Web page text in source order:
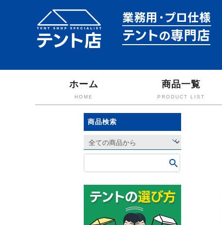
ホーム
HOME
商品一覧
PRODUCT LIST
商品検索